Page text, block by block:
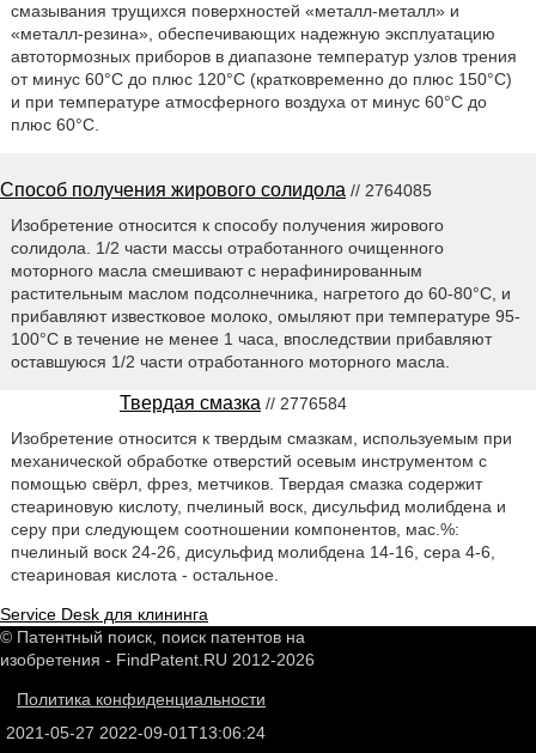
смазывания трущихся поверхностей «металл-металл» и
«металл-резина», обеспечивающих надежную эксплуатацию
автотормозных приборов в диапазоне температур узлов трения
от минус 60°С до плюс 120°С (кратковременно до плюс 150°С)
и при температуре атмосферного воздуха от минус 60°С до
плюс 60°С.
Способ получения жирового солидола // 2764085
Изобретение относится к способу получения жирового
солидола. 1/2 части массы отработанного очищенного
моторного масла смешивают с нерафинированным
растительным маслом подсолнечника, нагретого до 60-80°С, и
прибавляют известковое молоко, омыляют при температуре 95-
100°С в течение не менее 1 часа, впоследствии прибавляют
оставшуюся 1/2 части отработанного моторного масла.
Твердая смазка // 2776584
Изобретение относится к твердым смазкам, используемым при
механической обработке отверстий осевым инструментом с
помощью свёрл, фрез, метчиков. Твердая смазка содержит
стеариновую кислоту, пчелиный воск, дисульфид молибдена и
серу при следующем соотношении компонентов, мас.%:
пчелиный воск 24-26, дисульфид молибдена 14-16, сера 4-6,
стеариновая кислота - остальное.
Service Desk для клининга
© Патентный поиск, поиск патентов на
изобретения - FindPatent.RU 2012-2026
Политика конфиденциальности
2021-05-27 2022-09-01T13:06:24